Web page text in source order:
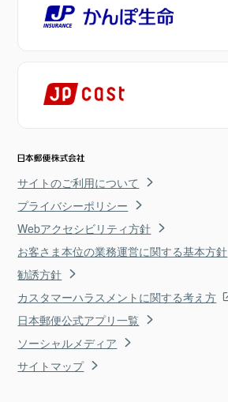
サイトのご利用について
プライバシーポリシー
Webアクセシビリティ方針
お客さま本位の業務運営に関する基本方針
勧誘方針
カスタマーハラスメントに関する考え方
日本郵便公式アプリ一覧
ソーシャルメディア
サイトマップ